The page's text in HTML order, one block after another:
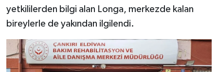
yetkililerden bilgi alan Longa, merkezde kalan
bireylerle de yakından ilgilendi.